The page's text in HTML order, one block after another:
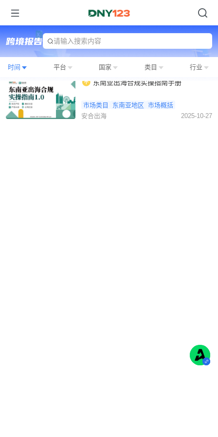
请输入搜索内容
时间 平台 国家 类目 行业
东南亚出海合规实操指南手册
市场类目 东南亚地区 市场概括
安合出海
2025-10-27